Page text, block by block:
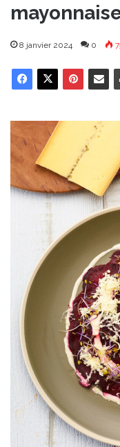
8 janvier 2024 0